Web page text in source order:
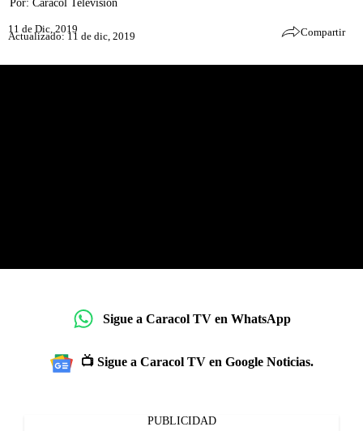
Por: Caracol Televisión
11 de Dic, 2019
Actualizado: 11 de dic, 2019 Compartir
Sigue a Caracol TV en WhatsApp
📺 Sigue a Caracol TV en Google Noticias.
PUBLICIDAD